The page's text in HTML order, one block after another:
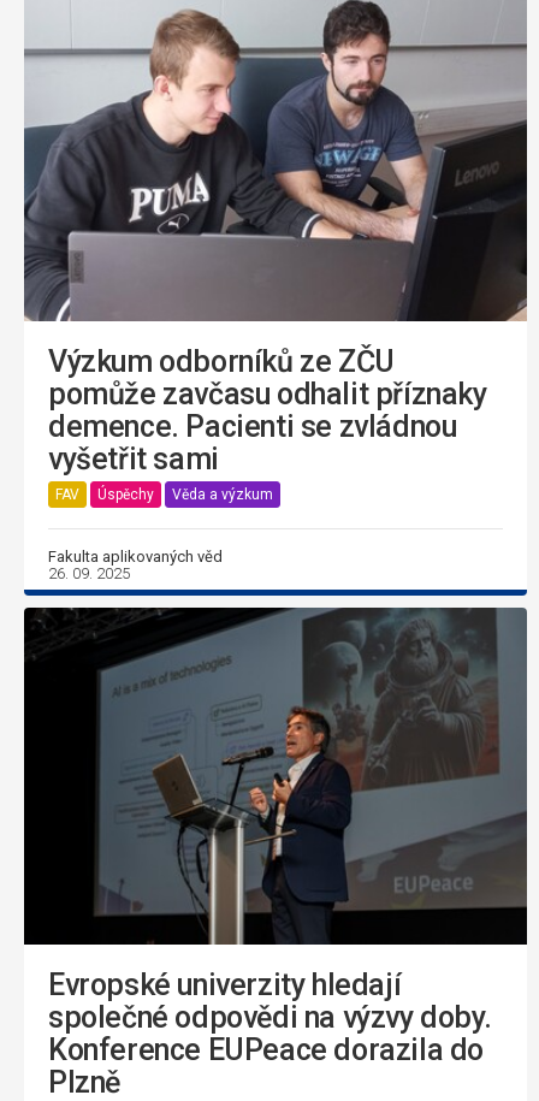
Výzkum odborníků ze ZČU
pomůže zavčasu odhalit příznaky
demence. Pacienti se zvládnou
vyšetřit sami
FAV Úspěchy Věda a výzkum
Fakulta aplikovaných věd
26. 09. 2025
Evropské univerzity hledají
společné odpovědi na výzvy doby.
Konference EUPeace dorazila do
Plzně